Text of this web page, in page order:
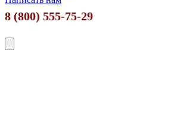
8 (800) 555-75-29